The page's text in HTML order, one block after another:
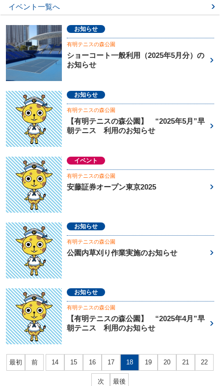
イベント一覧へ
お知らせ
有明テニスの森公園
ショーコート一般利用（2025年5月分）の
お知らせ
お知らせ
有明テニスの森公園
【有明テニスの森公園】 “2025年5月”早
朝テニス 利用のお知らせ
イベント
有明テニスの森公園
安藤証券オープン東京2025
お知らせ
有明テニスの森公園
公園内草刈り作業実施のお知らせ
お知らせ
有明テニスの森公園
【有明テニスの森公園】 “2025年4月”早
朝テニス 利用のお知らせ
最初 前 14 15 16 17 18 19 20 21 22
次 最後